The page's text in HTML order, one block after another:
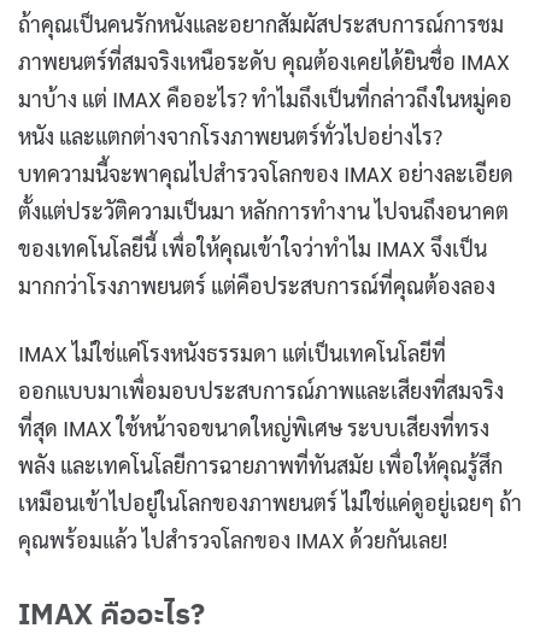
ถ้าคุณเป็นคนรักหนังและอยากสัมผัสประสบการณ์การชม
ภาพยนตร์ที่สมจริงเหนือระดับ คุณต้องเคยได้ยินชื่อ IMAX
มาบ้าง แต่ IMAX คืออะไร? ทำไมถึงเป็นที่กล่าวถึงในหมู่คอ
หนัง และแตกต่างจากโรงภาพยนตร์ทั่วไปอย่างไร?
บทความนี้จะพาคุณไปสำรวจโลกของ IMAX อย่างละเอียด
ตั้งแต่ประวัติความเป็นมา หลักการทำงาน ไปจนถึงอนาคต
ของเทคโนโลยีนี้ เพื่อให้คุณเข้าใจว่าทำไม IMAX จึงเป็น
มากกว่าโรงภาพยนตร์ แต่คือประสบการณ์ที่คุณต้องลอง
IMAX ไม่ใช่แค่โรงหนังธรรมดา แต่เป็นเทคโนโลยีที่
ออกแบบมาเพื่อมอบประสบการณ์ภาพและเสียงที่สมจริง
ที่สุด IMAX ใช้หน้าจอขนาดใหญ่พิเศษ ระบบเสียงที่ทรง
พลัง และเทคโนโลยีการฉายภาพที่ทันสมัย เพื่อให้คุณรู้สึก
เหมือนเข้าไปอยู่ในโลกของภาพยนตร์ ไม่ใช่แค่ดูอยู่เฉยๆ ถ้า
คุณพร้อมแล้ว ไปสำรวจโลกของ IMAX ด้วยกันเลย!
IMAX คืออะไร?